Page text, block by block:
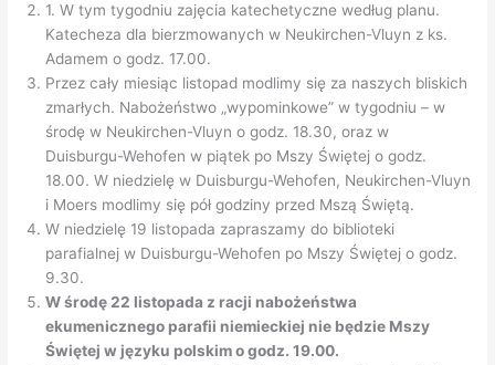
1. W tym tygodniu zajęcia katechetyczne według planu.
Katecheza dla bierzmowanych w Neukirchen-Vluyn z ks.
Adamem o godz. 17.00.
Przez cały miesiąc listopad modlimy się za naszych bliskich
zmarłych. Nabożeństwo „wypominkowe” w tygodniu – w
środę w Neukirchen-Vluyn o godz. 18.30, oraz w
Duisburgu-Wehofen w piątek po Mszy Świętej o godz.
18.00. W niedzielę w Duisburgu-Wehofen, Neukirchen-Vluyn
i Moers modlimy się pół godziny przed Mszą Świętą.
W niedzielę 19 listopada zapraszamy do biblioteki
parafialnej w Duisburgu-Wehofen po Mszy Świętej o godz.
9.30.
W środę 22 listopada z racji nabożeństwa
ekumenicznego parafii niemieckiej nie będzie Mszy
Świętej w języku polskim o godz. 19.00.